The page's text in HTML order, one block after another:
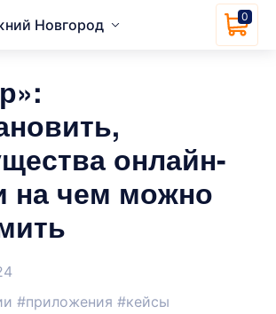
Новгород 0
онлайн-
на чем можно
#приложения #кейсы